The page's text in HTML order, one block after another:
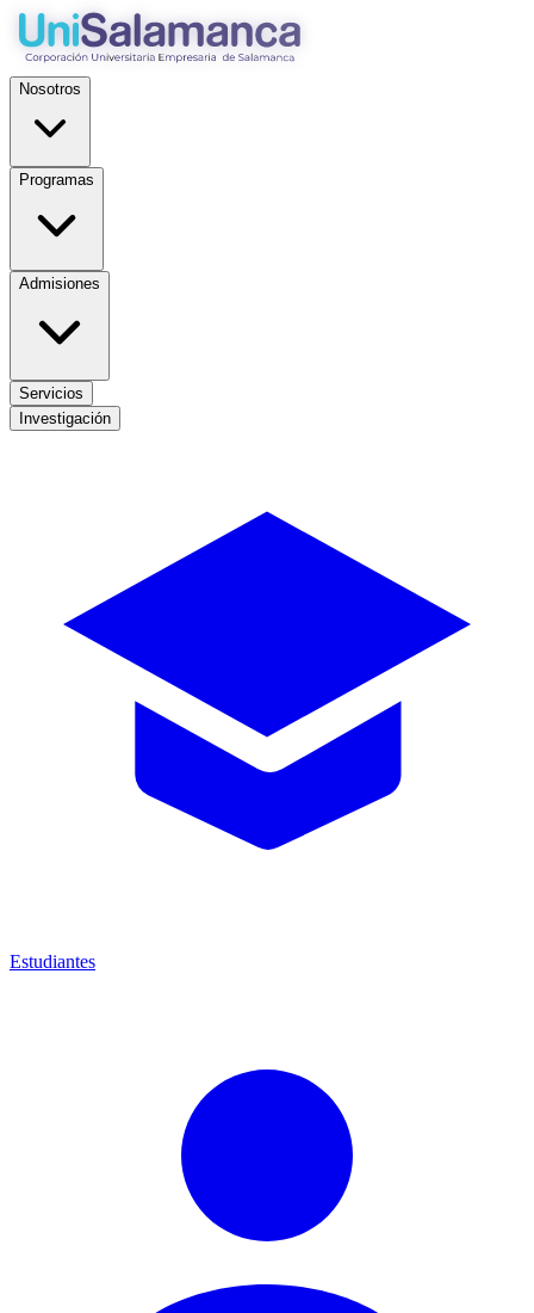
Nosotros
Programas
Admisiones
Servicios
Investigación
Estudiantes